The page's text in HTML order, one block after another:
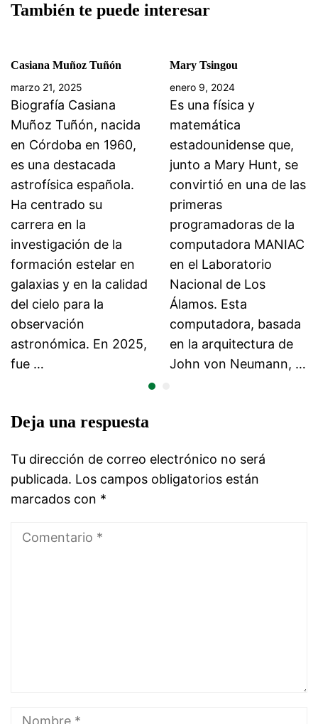
También te puede interesar
Casiana Muñoz Tuñón
marzo 21, 2025
Biografía Casiana
Muñoz Tuñón, nacida
en Córdoba en 1960,
es una destacada
astrofísica española.
Ha centrado su
carrera en la
investigación de la
formación estelar en
galaxias y en la calidad
del cielo para la
observación
astronómica. En 2025,
fue …
Mary Tsingou
enero 9, 2024
Es una física y
matemática
estadounidense que,
junto a Mary Hunt, se
convirtió en una de las
primeras
programadoras de la
computadora MANIAC
en el Laboratorio
Nacional de Los
Álamos. Esta
computadora, basada
en la arquitectura de
John von Neumann, …
Deja una respuesta
Tu dirección de correo electrónico no será
publicada. Los campos obligatorios están
marcados con *